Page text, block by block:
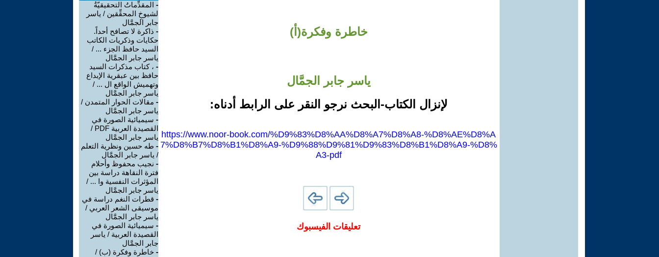
خاطرة وفكرة(أ)
ياسر جابر الجمَّال
لإنزال الكتاب-البحث نرجو النقر على الرابط أدناه:
https://www.noor-book.com/%D9%83%D8%AA%D8%A7%D8%A8-%D8%AE%D8%A
7%D8%B7%D8%B1%D8%A9-%D9%88%D9%81%D9%83%D8%B1%D8%A9-%D8%
A3-pdf
تعليقات الفيسبوك
- المقدِّماتُ التحقيقيّةُ
لشيوخِ المحقِّقين / ياسر
جابر الجمَّال
- ذاكرة لا تصافح أحداً.
حكايات وذكريات الكاتب
السيد حافظ الجزء ... /
ياسر جابر الجمَّال
- ، كتاب مذكرات السيد
حافظ بين عبقرية الإبداع
وتهميش الواقع ال ... /
ياسر جابر الجمَّال
- مقالات الحوار المتمدن /
ياسر جابر الجمَّال
- سيميائية الصورة في
القصيدة العربية PDF /
ياسر جابر الجمَّال
- طه حسين ونظرية التعلم
/ ياسر جابر الجمَّال
- نجيب محفوظ وأحلام
فترة النقاهة دراسة بين
المؤثرات النفسية وا ... /
ياسر جابر الجمَّال
- قطرات النغم دراسة في
موسيقى الشعر العربي /
ياسر جابر الجمَّال
- سيميائية الصورة في
القصيدة العربية / ياسر
جابر الجمَّال
- خاطرة وفكرة (ب) /